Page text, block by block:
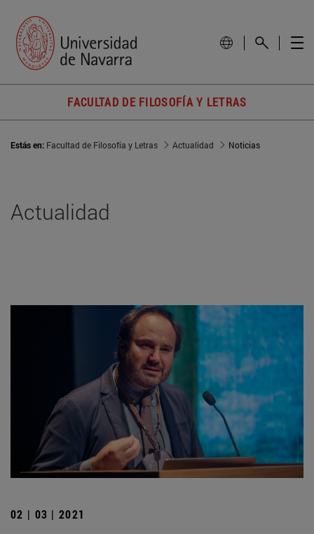
FACULTAD DE FILOSOFÍA Y LETRAS
Estás en: Facultad de Filosofía y Letras Actualidad Noticias
Actualidad
02 | 03 | 2021